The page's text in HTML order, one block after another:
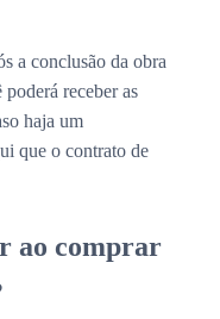
a conclusão da obra
receber as
haja um
que o contrato de
ao comprar